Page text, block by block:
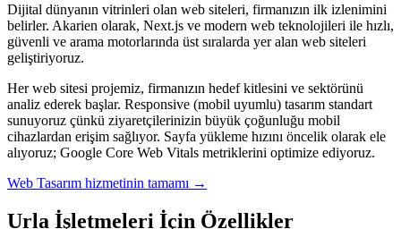
Dijital dünyanın vitrinleri olan web siteleri, firmanızın ilk izlenimini
belirler. Akarien olarak, Next.js ve modern web teknolojileri ile hızlı,
güvenli ve arama motorlarında üst sıralarda yer alan web siteleri
geliştiriyoruz.
Her web sitesi projemiz, firmanızın hedef kitlesini ve sektörünü
analiz ederek başlar. Responsive (mobil uyumlu) tasarım standart
sunuyoruz çünkü ziyaretçilerinizin büyük çoğunluğu mobil
cihazlardan erişim sağlıyor. Sayfa yükleme hızını öncelik olarak ele
alıyoruz; Google Core Web Vitals metriklerini optimize ediyoruz.
Web Tasarım hizmetinin tamamı →
Urla İşletmeleri İçin Özellikler